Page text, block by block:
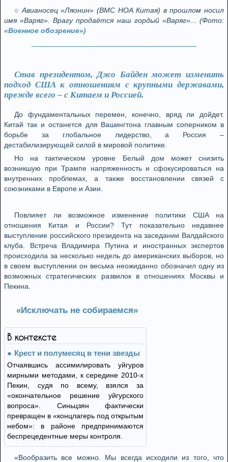
Авианосец «Ляонин» (ВМС НОА Китая) в прошлом носил
имя «Варяг». Врагу продаётся наш гордый «Варяг»... (Фото:
«Военное обозрение»)
Став президентом, Джо Байден может изменить
подход США к отношениям с крупными державами,
прежде всего – с Китаем и Россией.
До фундаментальных перемен, конечно, вряд ли дойдет.
Китай так и останется для Вашингтона главным соперником в
борьбе за глобальное лидерство, а Россия –
дестабилизирующей силой в мировой политике.
Но на тактическом уровне Белый дом может снизить
возникшую при Трампе напряженность и сфокусироваться на
внутренних проблемах, а также восстановлении связей с
союзниками в Европе и Азии.
Повлияет ли возможное изменение политики США на
отношения Китая и России? Тут показательно недавнее
выступление российского президента на заседании Валдайского
клуба. Встреча Владимира Путина и иностранных экспертов
происходила за несколько недель до американских выборов, но
в своем выступлении он весьма неожиданно обозначил одну из
возможных стратегических развилок в отношениях Москвы и
Пекина.
«Исключать не собираемся»
В контексте
Крест и полумесяц в тени звезды
Отчаявшись ассимилировать уйгуров
мирными методами, к середине 2010-х
Пекин, судя по всему, взялся за
«окончательное решение уйгурского
вопроса». Синьцзян фактически
превращен в «концлагерь под открытым
небом»: в районе предпринимаются
беспрецедентные меры контроля.
«Вообразить все можно. Мы всегда исходили из того, что